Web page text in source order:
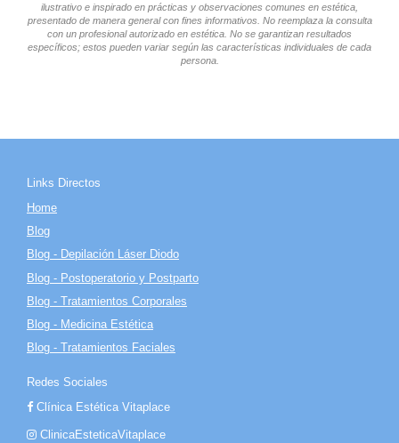
ilustrativo e inspirado en prácticas y observaciones comunes en estética,
presentado de manera general con fines informativos. No reemplaza la consulta
con un profesional autorizado en estética. No se garantizan resultados
específicos; estos pueden variar según las características individuales de cada
persona.
Links Directos
Home
Blog
Blog - Depilación Láser Diodo
Blog - Postoperatorio y Postparto
Blog - Tratamientos Corporales
Blog - Medicina Estética
Blog - Tratamientos Faciales
Redes Sociales
Clínica Estética Vitaplace
ClinicaEsteticaVitaplace